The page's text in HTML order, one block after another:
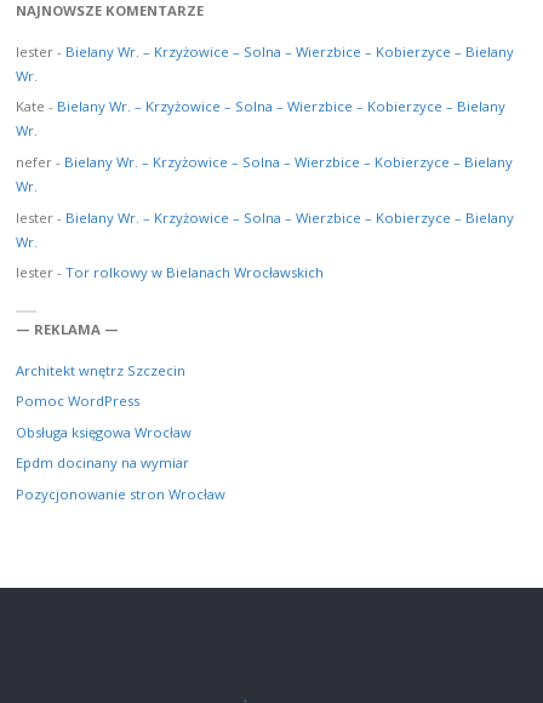
NAJNOWSZE KOMENTARZE
lester- Bielany Wr. – Krzyżowice – Solna – Wierzbice – Kobierzyce – Bielany
Wr.
Kate - Bielany Wr. – Krzyżowice – Solna – Wierzbice – Kobierzyce – Bielany
Wr.
nefer- Bielany Wr. – Krzyżowice – Solna – Wierzbice – Kobierzyce – Bielany
Wr.
lester- Bielany Wr. – Krzyżowice – Solna – Wierzbice – Kobierzyce – Bielany
Wr.
lester- Tor rolkowy w Bielanach Wrocławskich
— REKLAMA —
Architekt wnętrz Szczecin
Pomoc WordPress
Obsługa księgowa Wrocław
Epdm docinany na wymiar
Pozycjonowanie stron Wrocław